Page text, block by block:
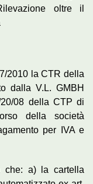
oltre il
2010 la CTR della
dalla V.L. GMBH
08 della CTP di
della società
per IVA e
che: a) la cartella